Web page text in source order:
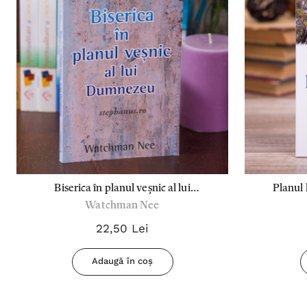
Biserica în planul veșnic al lui
Dumnezeu
Watchman Nee
22,50 Lei
Adaugă în coș
Planul